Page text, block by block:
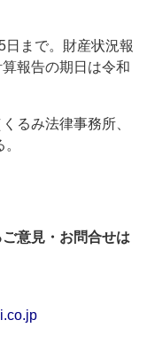
まで。財産状況報
報告の期日は令和
るみ法律事務所、
ご意見・お問合せは